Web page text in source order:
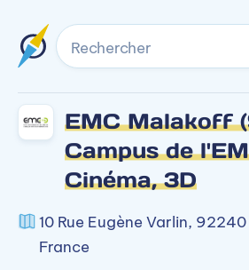
Rechercher
EMC Malakoff
Campus de
Cinéma, 3D
10 Rue Eugène Varlin,
France